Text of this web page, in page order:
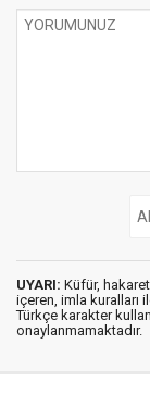
UYARI: Küfür,
içeren, imla kuralları
Türkçe karakter
onaylanmamaktadır.